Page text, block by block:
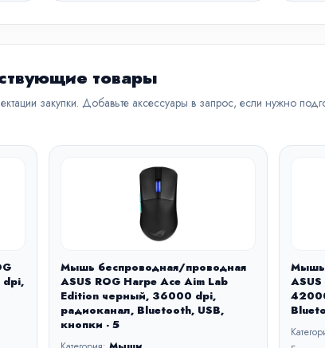
товары
закупки. Добавьте аксессуары в запрос, если нужно
dpi,
Мышь беспроводная/проводная
ASUS ROG Harpe Ace Aim Lab
Edition черный, 36000 dpi,
радиоканал, Bluetooth, USB,
кнопки - 5
Мышь